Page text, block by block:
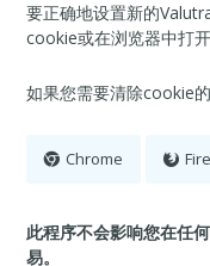
要正确地设置新的
cookie或在浏览器中打
如果您需要清除cookie
Chrome
此程序不会影响您在任
易。